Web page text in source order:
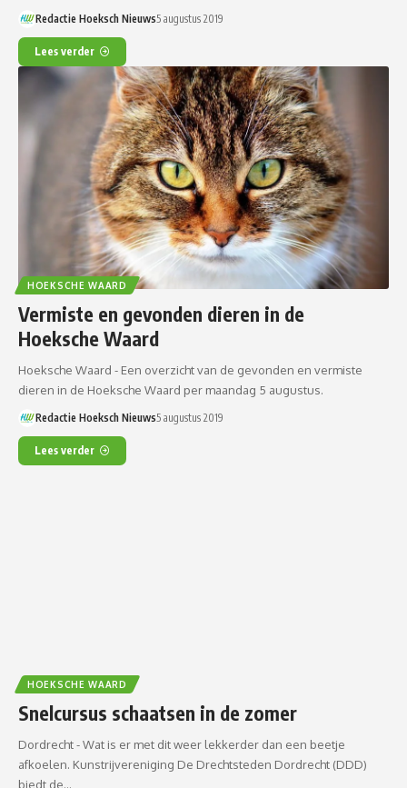
Redactie Hoeksch Nieuws5 augustus 2019
Lees verder
HOEKSCHE WAARD
Vermiste en gevonden dieren in de
Hoeksche Waard
Hoeksche Waard - Een overzicht van de gevonden en vermiste
dieren in de Hoeksche Waard per maandag 5 augustus.
Redactie Hoeksch Nieuws5 augustus 2019
Lees verder
HOEKSCHE WAARD
Snelcursus schaatsen in de zomer
Dordrecht - Wat is er met dit weer lekkerder dan een beetje
afkoelen. Kunstrijvereniging De Drechtsteden Dordrecht (DDD)
biedt de…